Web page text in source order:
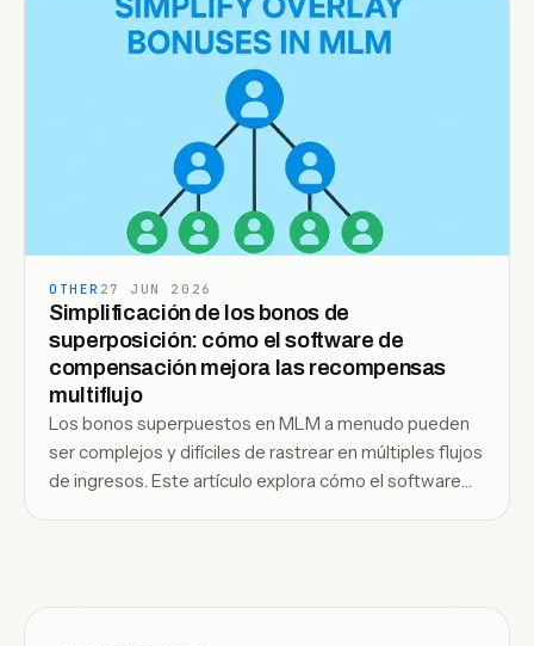
OTHER 27 JUN 2026
Simplificación de los bonos de
superposición: cómo el software de
compensación mejora las recompensas
multiflujo
Los bonos superpuestos en MLM a menudo pueden
ser complejos y difíciles de rastrear en múltiples flujos
de ingresos. Este artículo explora cómo el software